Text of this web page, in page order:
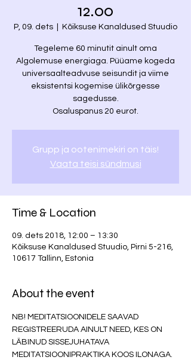
12.00
P, 09. dets Kõiksuse Kanaldused Stuudio
Tegeleme 60 minutit ainult oma
Algolemuse energiaga. Püüame kogeda
universaalteadvuse seisundit ja viime
eksistentsi kogemise ülikõrgesse
sagedusse.
Osaluspanus 20 eurot.
Grupp ja ootenimekiri on täis!
Vaata teisi sündmusi
Time & Location
09. dets 2018, 12:00 – 13:30
Kõiksuse Kanaldused Stuudio, Pirni 5-216,
10617 Tallinn, Estonia
About the event
NB! MEDITATSIOONIDELE SAAVAD
REGISTREERUDA AINULT NEED, KES ON
LÄBINUD SISSEJUHATAVA
MEDITATSIOONIPRAKTIKA KOOS ILONAGA.